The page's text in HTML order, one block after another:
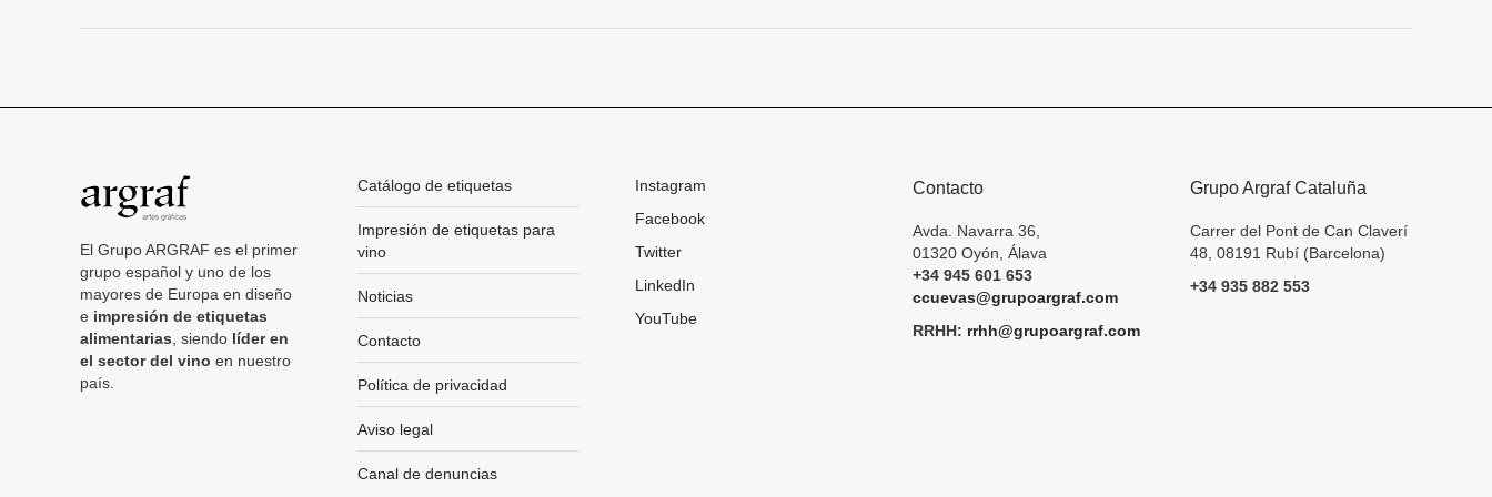
El Grupo ARGRAF es el primer
grupo español y uno de los
mayores de Europa en diseño
e impresión de etiquetas
alimentarias , siendo líder en
el sector del vino en nuestro
país.
Catálogo de etiquetas
Impresión de etiquetas para
vino
Noticias
Contacto
Política de privacidad
Aviso legal
Canal de denuncias
Instagram
Facebook
Twitter
LinkedIn
YouTube
Contacto
Avda. Navarra 36,
01320 Oyón, Álava
+34 945 601 653
ccuevas@grupoargraf.com
RRHH: rrhh@grupoargraf.com
Grupo Argraf Cataluña
Carrer del Pont de Can Claverí
48, 08191 Rubí (Barcelona)
+34 935 882 553